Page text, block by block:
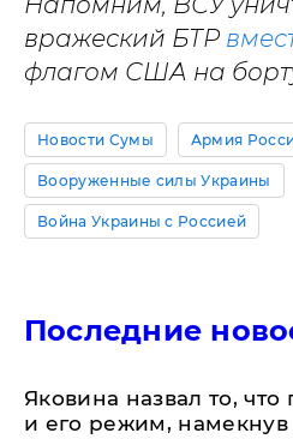
вражеский БТР
флагом США на
Новости Сумы Армия
Вооруженные силы Украины
Война Украины с Россией
Последние
Яковина назвал то, что
и его режим, намекнув